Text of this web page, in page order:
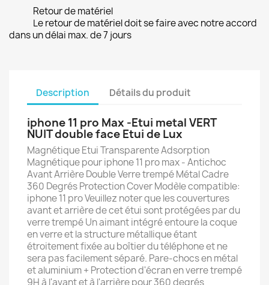
Retour de matériel
Le retour de matériel doit se faire avec notre accord
dans un délai max. de 7 jours
Description Détails du produit
iphone 11 pro Max -Etui metal VERT
NUIT double face Etui de Lux
Magnétique Etui Transparente Adsorption
Magnétique pour iphone 11 pro max - Antichoc
Avant Arrière Double Verre trempé Métal Cadre
360 Degrés Protection Cover Modèle compatible:
iphone 11 pro Veuillez noter que les couvertures
avant et arrière de cet étui sont protégées par du
verre trempé Un aimant intégré entoure la coque
en verre et la structure métallique étant
étroitement fixée au boîtier du téléphone et ne
sera pas facilement séparé. Pare-chocs en métal
et aluminium + Protection d'écran en verre trempé
9H à l'avant et à l'arrière pour 360 degrés